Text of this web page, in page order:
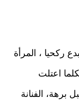
ركحيا ، المرأة
اعتلت
برهة، الفنانة